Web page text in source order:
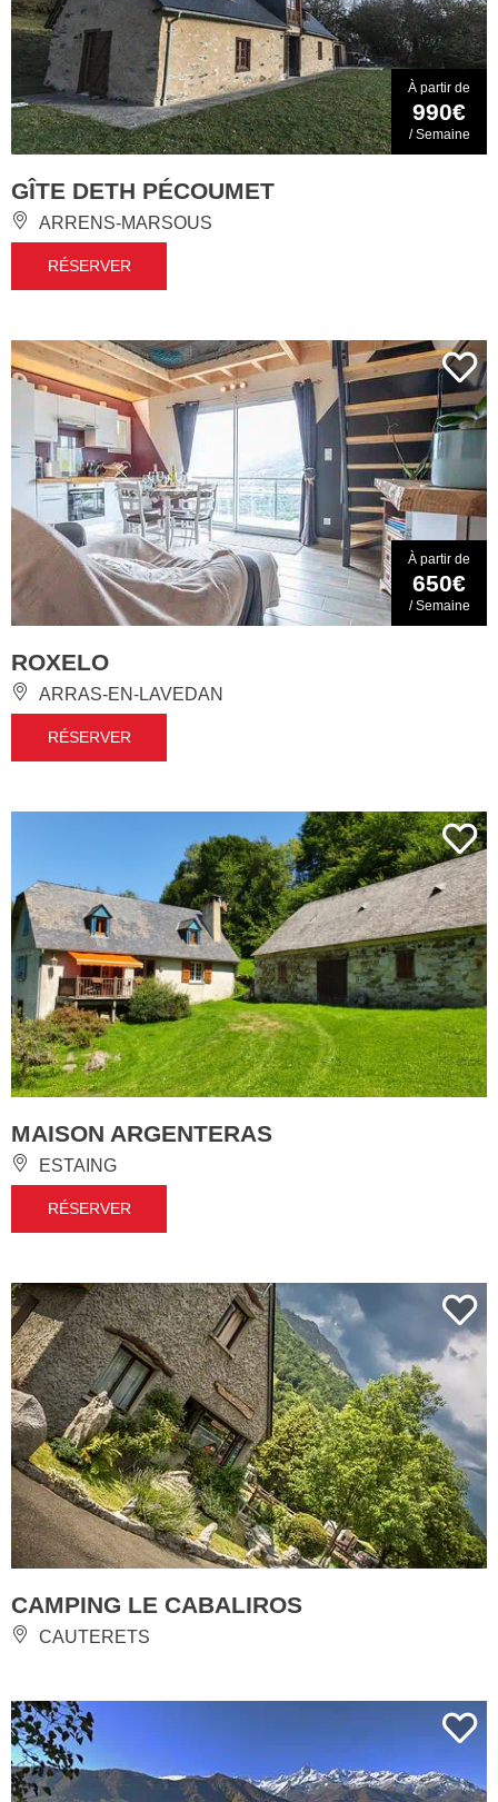
À partir de
990€
/ Semaine
GÎTE DETH PÉCOUMET
ARRENS-MARSOUS
RÉSERVER
À partir de
650€
/ Semaine
ROXELO
ARRAS-EN-LAVEDAN
RÉSERVER
MAISON ARGENTERAS
ESTAING
RÉSERVER
CAMPING LE CABALIROS
CAUTERETS